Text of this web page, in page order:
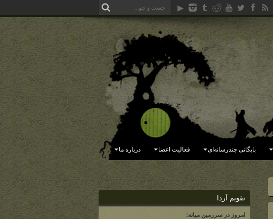
بایگانی چندرسانه‌ای فعالیت اعضا درباره ما
تقویم آردا
امروز در سرزمین میانه: